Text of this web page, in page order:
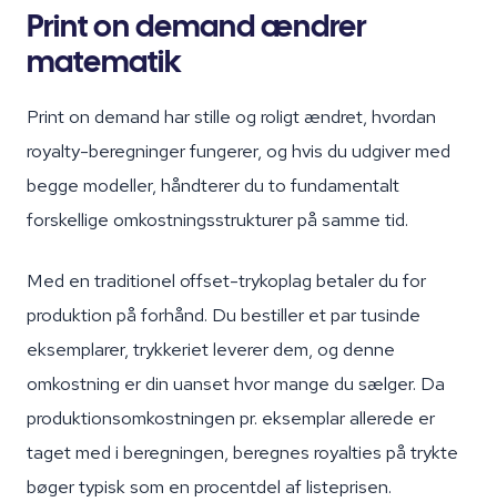
Print on demand ændrer
matematik
Print on demand har stille og roligt ændret, hvordan
royalty-beregninger fungerer, og hvis du udgiver med
begge modeller, håndterer du to fundamentalt
forskellige omkostningsstrukturer på samme tid.
Med en traditionel offset-trykoplag betaler du for
produktion på forhånd. Du bestiller et par tusinde
eksemplarer, trykkeriet leverer dem, og denne
omkostning er din uanset hvor mange du sælger. Da
produktionsomkostningen pr. eksemplar allerede er
taget med i beregningen, beregnes royalties på trykte
bøger typisk som en procentdel af listeprisen.